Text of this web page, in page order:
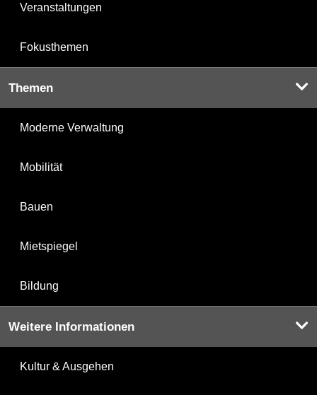
Veranstaltungen
Fokusthemen
Themen
Moderne Verwaltung
Mobilität
Bauen
Mietspiegel
Bildung
Weitere Informationen
Kultur & Ausgehen